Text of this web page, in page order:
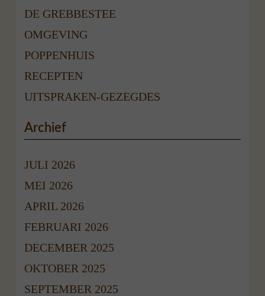
DE GREBBESTEE
OMGEVING
POPPENHUIS
RECEPTEN
UITSPRAKEN-GEZEGDES
Archief
JULI 2026
MEI 2026
APRIL 2026
FEBRUARI 2026
DECEMBER 2025
OKTOBER 2025
SEPTEMBER 2025